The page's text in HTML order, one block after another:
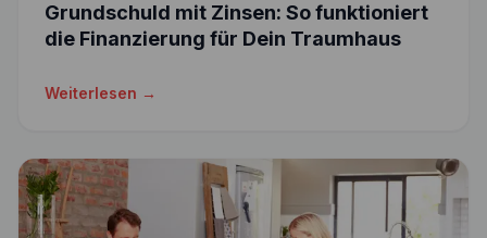
Grundschuld mit Zinsen: So funktioniert
die Finanzierung für Dein Traumhaus
Weiterlesen →